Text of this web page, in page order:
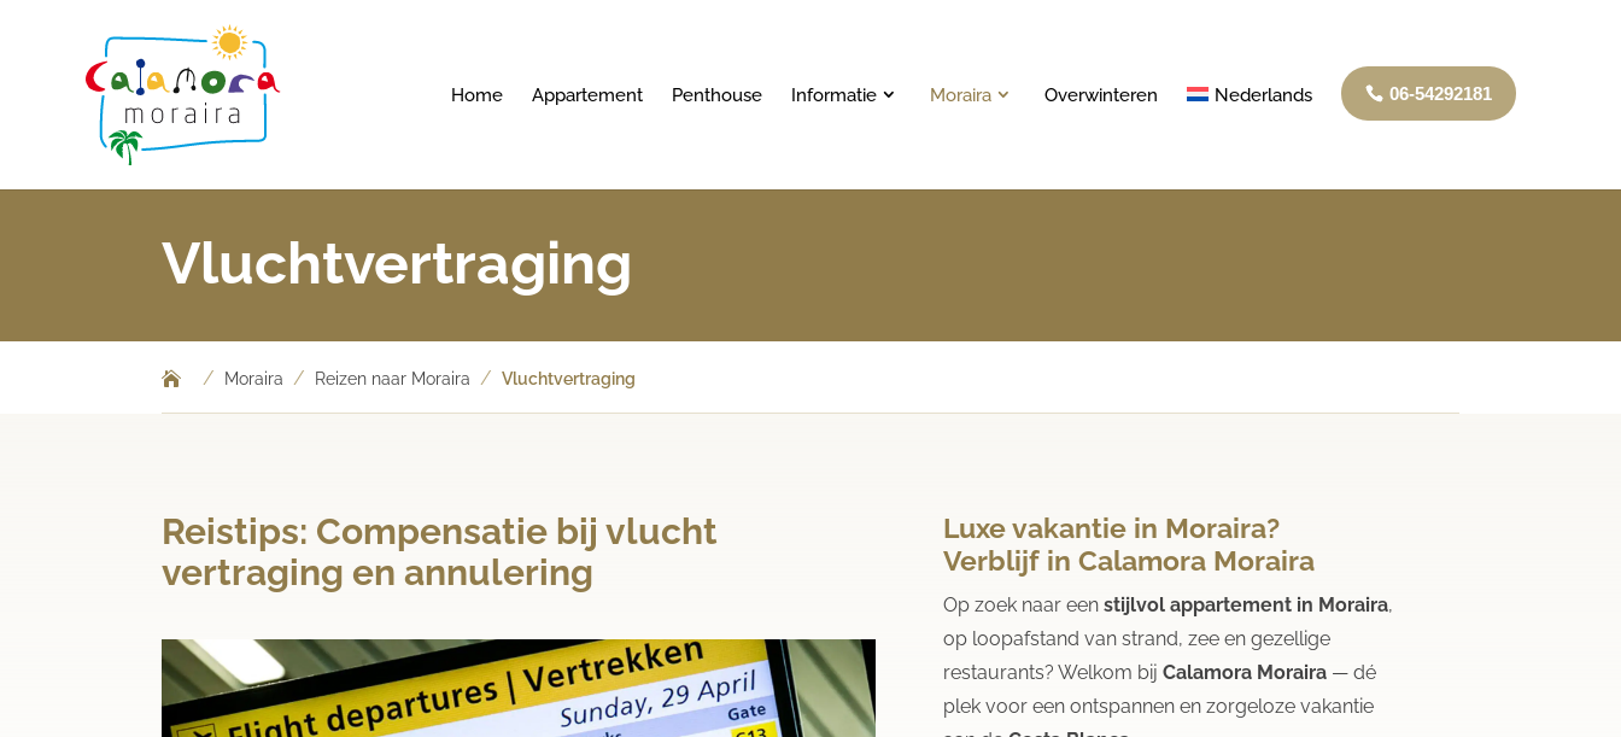
Home Appartement Penthouse Informatie Moraira Overwinteren Nederlands 06-54292181
Vluchtvertraging
/ Moraira / Reizen naar Moraira / Vluchtvertraging
Reistips: Compensatie bij vlucht
vertraging en annulering
Luxe vakantie in Moraira?
Verblijf in Calamora Moraira
Op zoek naar eenstijlvol appartement in Moraira,
op loopafstand van strand, zee en gezellige
restaurants? Welkom bijCalamora Moraira — dé
plek voor een ontspannen en zorgeloze vakantie